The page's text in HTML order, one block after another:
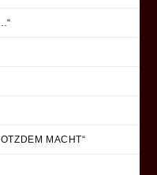
MACHT“